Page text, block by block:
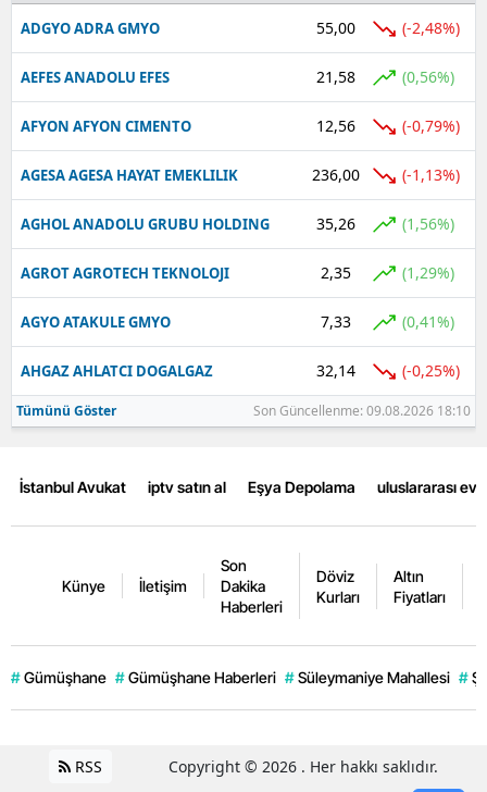
ADGYO ADRA GMYO 55,00 (-2,48%)
AEFES ANADOLU EFES 21,58 (0,56%)
AFYON AFYON CIMENTO 12,56 (-0,79%)
AGESA AGESA HAYAT EMEKLILIK 236,00 (-1,13%)
AGHOL ANADOLU GRUBU HOLDING 35,26 (1,56%)
AGROT AGROTECH TEKNOLOJI 2,35 (1,29%)
AGYO ATAKULE GMYO 7,33 (0,41%)
AHGAZ AHLATCI DOGALGAZ 32,14 (-0,25%)
Tümünü Göster Son Güncellenme: 09.08.2026 18:10
İstanbul Avukat iptv satın al Eşya Depolama uluslararası
Künye İletişim
Son
Dakika
Haberleri
Döviz
Kurları
Altın
Fiyatları
# Gümüşhane # Gümüşhane Haberleri # Süleymaniye Mahallesi #
RSS Copyright © 2026 . Her hakkı saklıdır.